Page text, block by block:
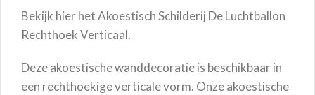
Bekijk hier het Akoestisch Schilderij De Luchtballon
Rechthoek Verticaal.
Deze akoestische wanddecoratie is beschikbaar in
een rechthoekige verticale vorm. Onze akoestische